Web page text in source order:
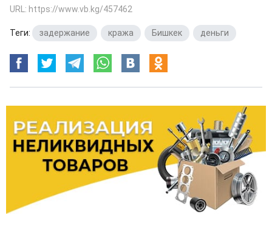
URL: https://www.vb.kg/457462
Теги: задержание кража Бишкек деньги